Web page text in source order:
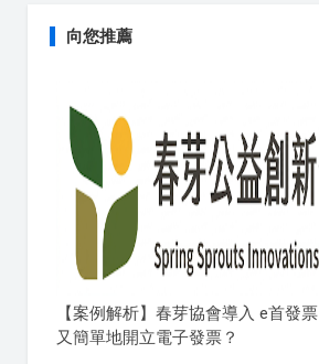
向您推薦
【案例解析】春芽協會導入 e首發
又簡單地開立電子發票？